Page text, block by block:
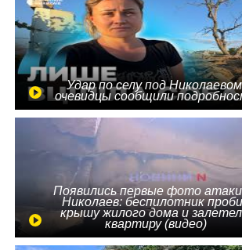
Удар по селу под
очевидцы сообщили
Появились первые фото
Николаев: беспилотник
крышу жилого дома и
квартиру (видео)